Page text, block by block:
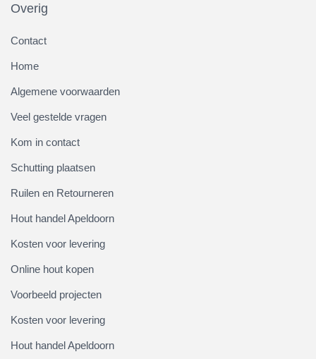
Overig
Contact
Home
Algemene voorwaarden
Veel gestelde vragen
Kom in contact
Schutting plaatsen
Ruilen en Retourneren
Hout handel Apeldoorn
Kosten voor levering
Online hout kopen
Voorbeeld projecten
Kosten voor levering
Hout handel Apeldoorn